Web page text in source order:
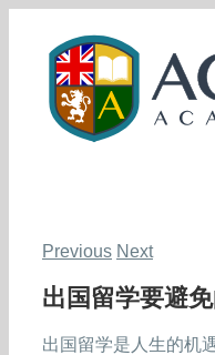
content
Previous Next
出国留学要避
出国留学是人生的机